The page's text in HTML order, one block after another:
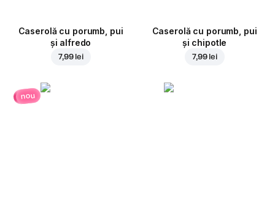
Caserolă cu porumb, pui
și alfredo
7,99 lei
Caserolă cu porumb, pui
și chipotle
7,99 lei
nou